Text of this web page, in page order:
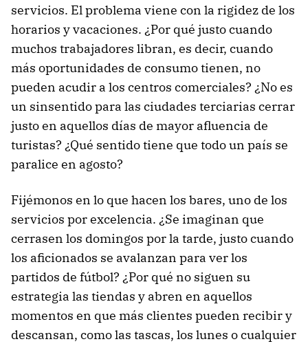
servicios. El problema viene con la rigidez de los
horarios y vacaciones. ¿Por qué justo cuando
muchos trabajadores libran, es decir, cuando
más oportunidades de consumo tienen, no
pueden acudir a los centros comerciales? ¿No es
un sinsentido para las ciudades terciarias cerrar
justo en aquellos días de mayor afluencia de
turistas? ¿Qué sentido tiene que todo un país se
paralice en agosto?
Fijémonos en lo que hacen los bares, uno de los
servicios por excelencia. ¿Se imaginan que
cerrasen los domingos por la tarde, justo cuando
los aficionados se avalanzan para ver los
partidos de fútbol? ¿Por qué no siguen su
estrategia las tiendas y abren en aquellos
momentos en que más clientes pueden recibir y
descansan, como las tascas, los lunes o cualquier